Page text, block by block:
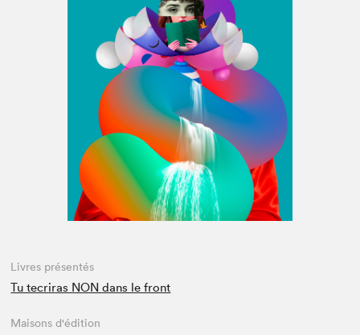
Livres présentés
Tu tecriras NON dans le front
Maisons d'édition